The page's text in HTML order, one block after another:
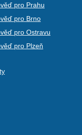
pro Prahu
pro Brno
pro Ostravu
pro Plzeň